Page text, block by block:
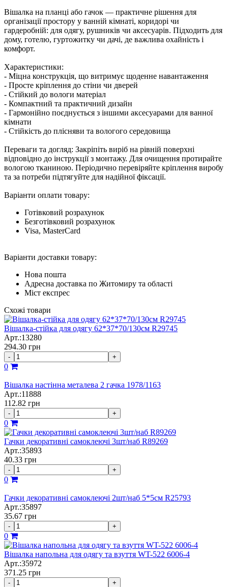
Вішалка на планці або гачок — практичне рішення для
організації простору у ванній кімнаті, коридорі чи
гардеробній: для одягу, рушників чи аксесуарів. Підходить для
дому, готелю, гуртожитку чи дачі, де важлива охайність і
комфорт.
Характеристики:
- Міцна конструкція, що витримує щоденне навантаження
- Просте кріплення до стіни чи дверей
- Стійкий до вологи матеріал
- Компактний та практичний дизайн
- Гармонійно поєднується з іншими аксесуарами для ванної
кімнати
- Стійкість до плісняви та вологого середовища
Переваги та догляд: Закріпіть виріб на рівній поверхні
відповідно до інструкції з монтажу. Для очищення протирайте
вологою тканиною. Періодично перевіряйте кріплення виробу
та за потреби підтягуйте для надійної фіксації.
Варіанти оплати товару:
Готівковий розрахунок
Безготівковий розрахунок
Visa, MasterCard
Варіанти доставки товару:
Нова пошта
Адресна доставка по Житомиру та області
Міст експрес
Схожі товари
Вішалка-стійка для одягу 62*37*70/130см R29745
Арт.:13280
294.30 грн
- +
0
Вішалка настінна металева 2 гачка 1978/1163
Арт.:11888
112.82 грн
- +
0
Гачки декоративні самоклеючі 3шт/наб R89269
Арт.:35893
40.33 грн
- +
0
Гачки декоративні самоклеючі 2шт/наб 5*5см R25793
Арт.:35897
35.67 грн
- +
0
Вішалка напольна для одягу та взуття WT-522 6006-4
Арт.:35972
371.25 грн
- +